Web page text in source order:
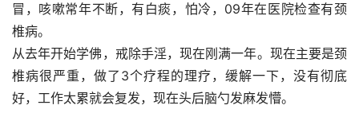
冒，咳嗽常年不断，有白痰，怕冷，09年在医院检查有颈
椎病。
从去年开始学佛，戒除手淫，现在刚满一年。现在主要是颈
椎病很严重，做了3个疗程的理疗，缓解一下，没有彻底
好，工作太累就会复发，现在头后脑勺发麻发懵。